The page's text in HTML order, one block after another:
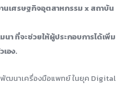
นเศรษฐกิจอุตสาหกรรม x สถาบัน
ที่จะช่วยให้ผู้ประกอบการได้เพิ่ม
อง.
ฒนาเครื่องมือแพทย์ ในยุค Digital